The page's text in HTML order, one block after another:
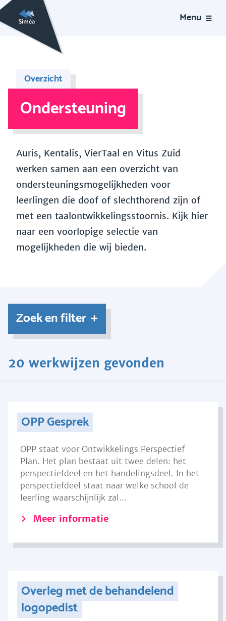
Menu
Overzicht
Ondersteuning
Auris, Kentalis, VierTaal en Vitus Zuid
werken samen aan een overzicht van
ondersteuningsmogelijkheden voor
leerlingen die doof of slechthorend zijn of
met een taalontwikkelingsstoornis. Kijk hier
naar een voorlopige selectie van
mogelijkheden die wij bieden.
Zoek en filter
20 werkwijzen gevonden
OPP Gesprek
OPP staat voor Ontwikkelings Perspectief
Plan. Het plan bestaat uit twee delen: het
perspectiefdeel en het handelingsdeel. In het
perspectiefdeel staat naar welke school de
leerling waarschijnlijk zal...
Meer informatie
Overleg met de behandelend
logopedist